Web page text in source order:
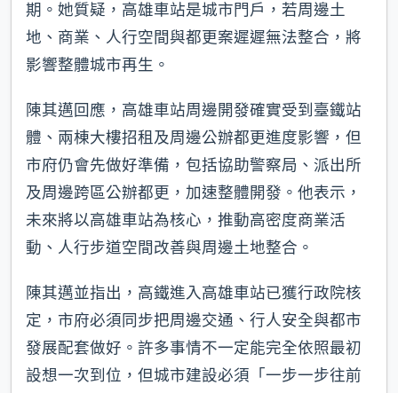
期。她質疑，高雄車站是城市門戶，若周邊土
地、商業、人行空間與都更案遲遲無法整合，將
影響整體城市再生。
陳其邁回應，高雄車站周邊開發確實受到臺鐵站
體、兩棟大樓招租及周邊公辦都更進度影響，但
市府仍會先做好準備，包括協助警察局、派出所
及周邊跨區公辦都更，加速整體開發。他表示，
未來將以高雄車站為核心，推動高密度商業活
動、人行步道空間改善與周邊土地整合。
陳其邁並指出，高鐵進入高雄車站已獲行政院核
定，市府必須同步把周邊交通、行人安全與都市
發展配套做好。許多事情不一定能完全依照最初
設想一次到位，但城市建設必須「一步一步往前